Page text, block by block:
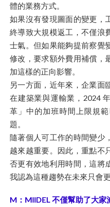
體的業務方式。
如果沒有發現圖面的變更，
終導致大規模返工，不僅浪
士氣。但如果能夠提前察覺
修改，要求額外費用補償，
加這樣的正向影響。
另一方面，近年來，企業面
在建築業與運輸業，2024
革」中的加班時間上限規
題。
隨著個人可工作的時間變少
越來越重要。因此，重點不
否更有效地利用時間，這將
我認為這種趨勢在未來只會更
M：MIIDEL 不僅幫助了大